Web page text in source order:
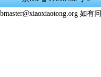
转载、
★ 参与
如